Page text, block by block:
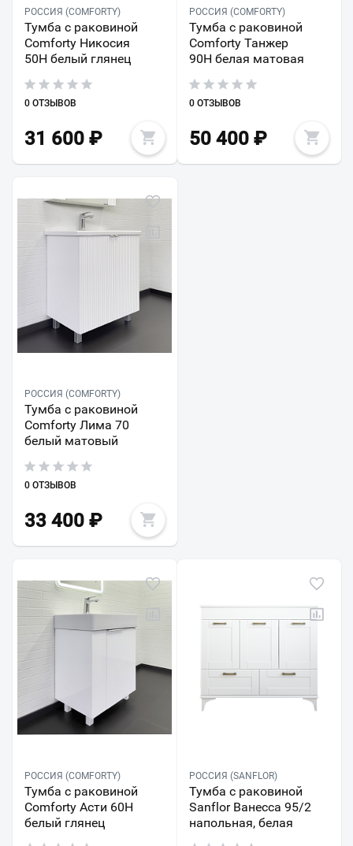
РОССИЯ (COMFORTY)
Тумба с раковиной
Comforty Никосия
50Н белый глянец
0 ОТЗЫВОВ
31 600 ₽
РОССИЯ (COMFORTY)
Тумба с раковиной
Comforty Танжер
90Н белая матовая
0 ОТЗЫВОВ
50 400₽
РОССИЯ (COMFORTY)
Тумба с раковиной
Comforty Лима 70
белый матовый
0 ОТЗЫВОВ
33 400 ₽
РОССИЯ (COMFORTY)
Тумба с раковиной
Comforty Асти 60Н
белый глянец
РОССИЯ (SANFLOR)
Тумба с раковиной
Sanflor Ванесса 95/2
напольная, белая